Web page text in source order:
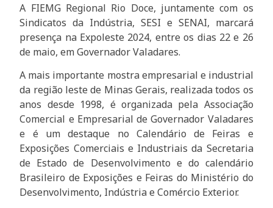
A FIEMG Regional Rio Doce, juntamente com os
Sindicatos da Indústria, SESI e SENAI, marcará
presença na Expoleste 2024, entre os dias 22 e 26
de maio, em Governador Valadares.
A mais importante mostra empresarial e industrial
da região leste de Minas Gerais, realizada todos os
anos desde 1998, é organizada pela Associação
Comercial e Empresarial de Governador Valadares
e é um destaque no Calendário de Feiras e
Exposições Comerciais e Industriais da Secretaria
de Estado de Desenvolvimento e do calendário
Brasileiro de Exposições e Feiras do Ministério do
Desenvolvimento, Indústria e Comércio Exterior.